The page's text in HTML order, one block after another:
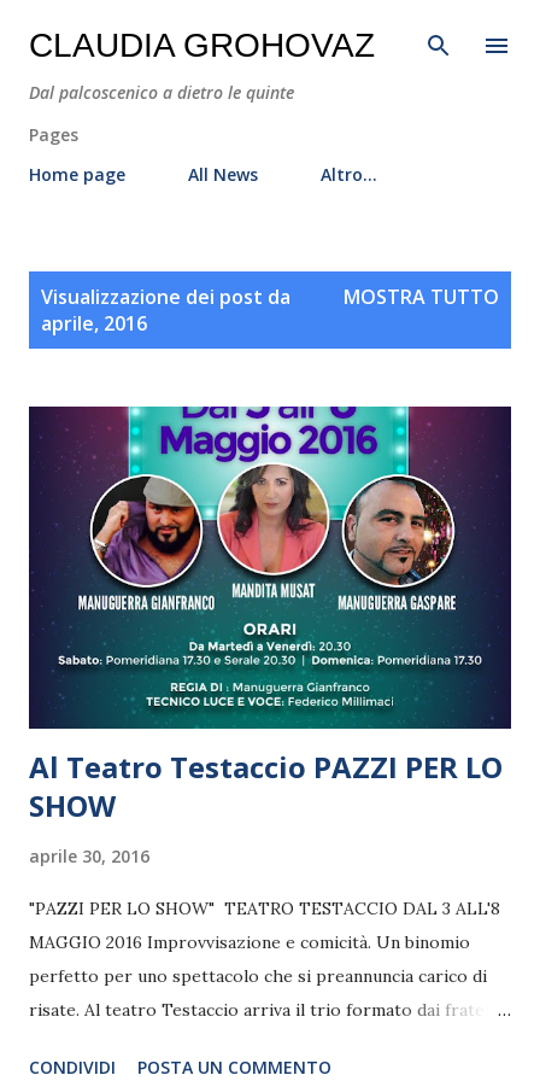
Passa ai contenuti principali
CLAUDIA GROHOVAZ
Dal palcoscenico a dietro le quinte
Pages
Home page
All News Altro…
Visualizzazione dei post da
aprile, 2016
MOSTRA TUTTO
Al Teatro Testaccio PAZZI PER LO
SHOW
aprile 30, 2016
"PAZZI PER LO SHOW" TEATRO TESTACCIO DAL 3 ALL'8
MAGGIO 2016 Improvvisazione e comicità. Un binomio
perfetto per uno spettacolo che si preannuncia carico di
risate. Al teatro Testaccio arriva il trio formato dai fratelli
CONDIVIDI
POSTA UN COMMENTO